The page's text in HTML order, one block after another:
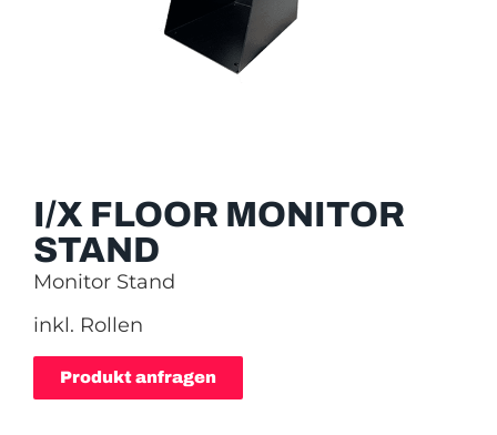
I/X FLOOR MONITOR
STAND
Monitor Stand
inkl. Rollen
Produkt anfragen